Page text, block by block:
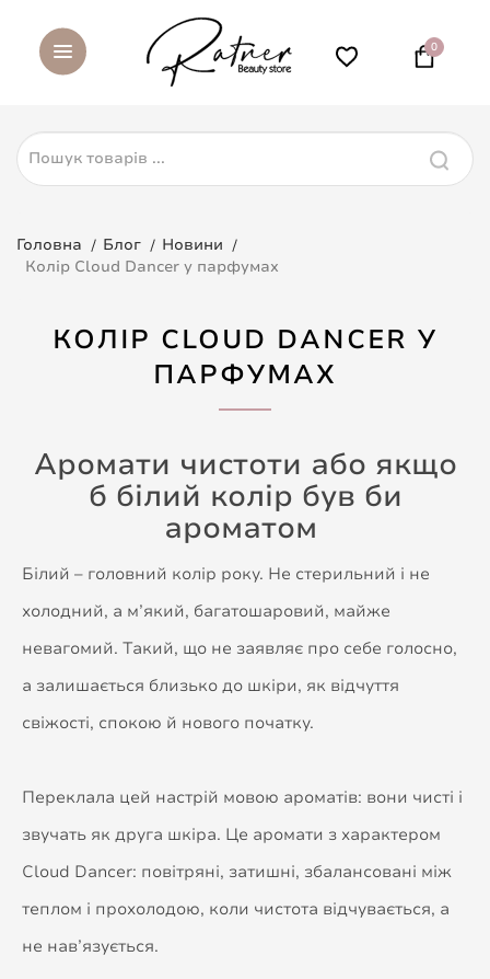
0
Головна Блог
Новини
Колір Cloud Dancer у парфумах
КОЛІР CLOUD DANCER У
ПАРФУМАХ
Аромати чистоти або якщо
б білий колір був би
ароматом
Білий – головний колір року. Не стерильний і не
холодний, а м’який, багатошаровий, майже
невагомий. Такий, що не заявляє про себе голосно,
а залишається близько до шкіри, як відчуття
свіжості, спокою й нового початку.
Переклала цей настрій мовою ароматів: вони чисті і
звучать як друга шкіра. Це аромати з характером
Cloud Dancer: повітряні, затишні, збалансовані між
теплом і прохолодою, коли чистота відчувається, а
не нав’язується.